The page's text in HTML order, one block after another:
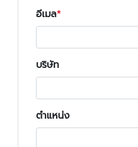
อีเมล
บริษัท
ตำแหน่ง